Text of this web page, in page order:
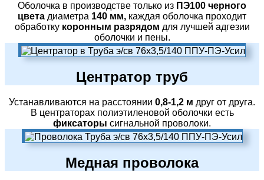
Оболочка в производстве только из ПЭ100 черного
цвета диаметра 140 мм, каждая оболочка проходит
обработку коронным разрядом для лучшей адгезии
оболочки и пены.
Центратор труб
Устанавливаются на расстоянии 0,8-1,2 м друг от друга.
В центраторах полиэтиленовой оболочки есть
фиксаторы сигнальной проволоки.
Медная проволока